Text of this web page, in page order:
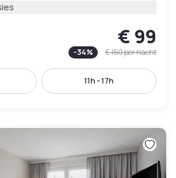
€ 99
-34% € 150per nacht
11h - 17h